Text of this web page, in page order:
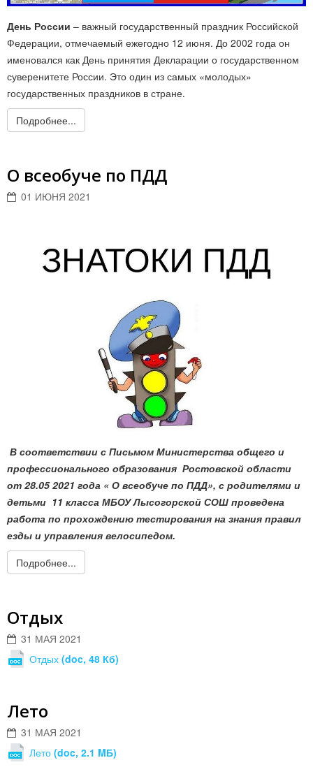
День России – важный государственный праздник Российской
Федерации, отмечаемый ежегодно 12 июня. До 2002 года он
именовался как День принятия Декларации о государственном
суверенитете России. Это один из самых «молодых»
государственных праздников в стране.
Подробнее...
О всеобуче по ПДД
01 ИЮНЯ 2021
В соответствии с Письмом Министерства общего и
профессионального образования Ростовской области
от 28.05 2021 года « О всеобуче по ПДД», с родителями и
детьми 11 класса МБОУ Лысогорской СОШ проведена
работа по прохождению тестирования на знания правил
езды и управления велосипедом.
Подробнее...
Отдых
31 МАЯ 2021
Отдых (doc, 48 Кб)
Лето
31 МАЯ 2021
Лето (doc, 2.1 MБ)